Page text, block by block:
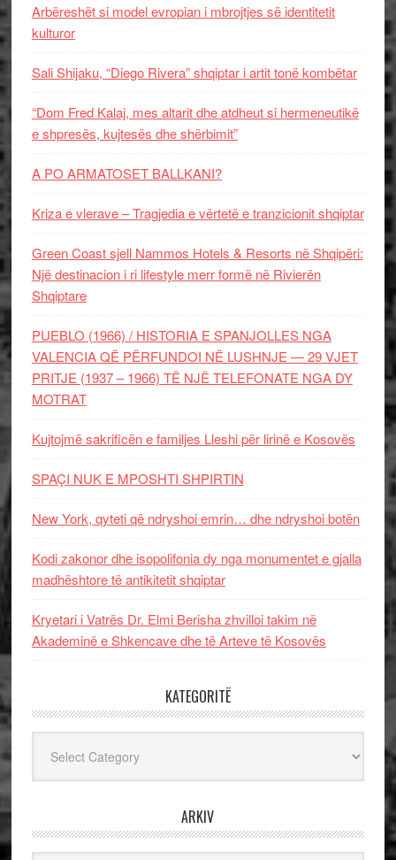
Arbëreshët si model evropian i mbrojtjes së identitetit
kulturor
Sali Shijaku, “Diego Rivera” shqiptar i artit tonë kombëtar
“Dom Fred Kalaj, mes altarit dhe atdheut si hermeneutikë
e shpresës, kujtesës dhe shërbimit”
A PO ARMATOSET BALLKANI?
Kriza e vlerave – Tragjedia e vërtetë e tranzicionit shqiptar
Green Coast sjell Nammos Hotels & Resorts në Shqipëri:
Një destinacion i ri lifestyle merr formë në Rivierën
Shqiptare
PUEBLO (1966) / HISTORIA E SPANJOLLES NGA
VALENCIA QË PËRFUNDOI NË LUSHNJE — 29 VJET
PRITJE (1937 – 1966) TË NJË TELEFONATE NGA DY
MOTRAT
Kujtojmë sakrificën e familjes Lleshi për lirinë e Kosovës
SPAÇI NUK E MPOSHTI SHPIRTIN
New York, qyteti që ndryshoi emrin… dhe ndryshoi botën
Kodi zakonor dhe isopolifonia dy nga monumentet e gjalla
madhështore të antikitetit shqiptar
Kryetari i Vatrës Dr. Elmi Berisha zhvilloi takim në
Akademinë e Shkencave dhe të Arteve të Kosovës
KATEGORITË
ARKIV